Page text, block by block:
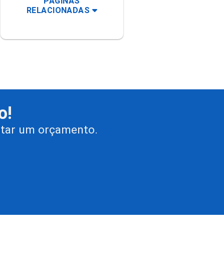
RELACIONADAS
um orçamento.